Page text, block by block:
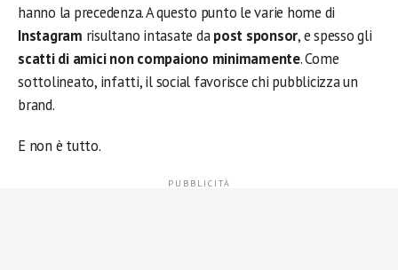
hanno la precedenza. A questo punto le varie home di
Instagram risultano intasate dapost sponsor, e spesso gli
scatti di amici non compaiono minimamente. Come
sottolineato, infatti, il social favorisce chi pubblicizza un
brand.
E non è tutto.